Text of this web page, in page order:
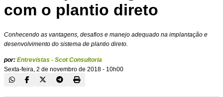
com o plantio direto
Conhecendo as vantagens, desafios e manejo adequado na implantação e
desenvolvimento do sistema de plantio direto.
por: Entrevistas - Scot Consultoria
Sexta-feira, 2 de novembro de 2018 - 10h00